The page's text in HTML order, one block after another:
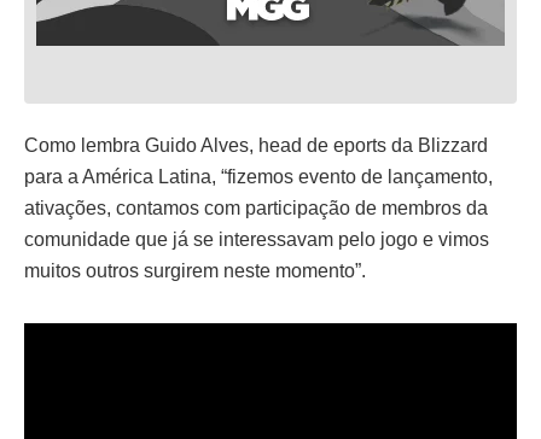
Como lembra Guido Alves, head de eports da Blizzard
para a América Latina, “fizemos evento de lançamento,
ativações, contamos com participação de membros da
comunidade que já se interessavam pelo jogo e vimos
muitos outros surgirem neste momento”.